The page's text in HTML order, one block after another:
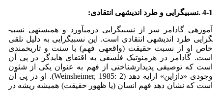
4-1 .نسبی­گرایی و طرد اندیشه­ی انتقادی:
آموزه­ی گادامر سر از نسبی­گرایی درمی­آورد و همبسته­ی نسبی­
گرایی طرد اندیشه­ی انتقادی است. این نسبی­گرایی به دلیل تلقی
خاص او از نسبت حقیقت (واقعه­ی فهم) با سنت و تاریخمندی
است. گادامر در هرمنوتیک فلسفی به اقتفای هایدگر در پی آن
است که توصیفی پدیدارشناختی از فهم به عنوان یکی از شئون
وجودی «دازاین» ارایه دهد (Weinsheimer, 1985: 2). او در پی آن
است که نشان دهد فهم انسان (یا ظهور حقیقت) همیشه ریشه در